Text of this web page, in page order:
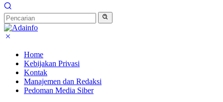
Home
Kebijakan Privasi
Kontak
Manajemen dan Redaksi
Pedoman Media Siber